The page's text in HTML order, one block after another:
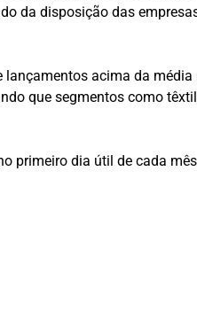
da disposição das
acima da média
que segmentos como
primeiro dia útil de cada